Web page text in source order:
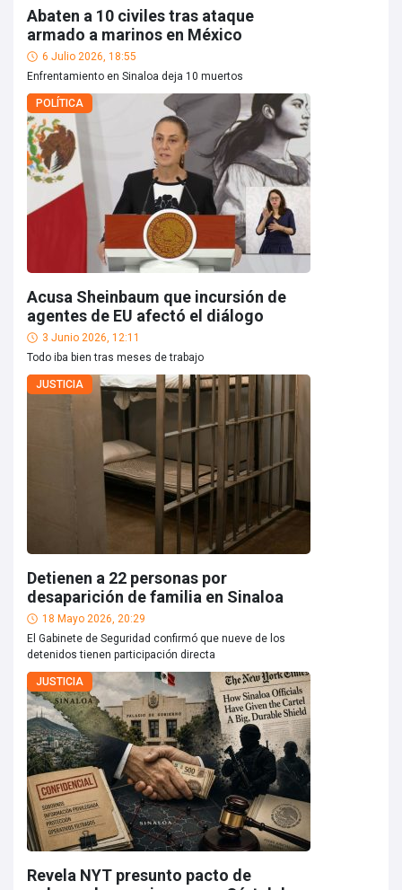
Abaten a 10 civiles tras ataque
armado a marinos en México
6 Julio 2026, 18:55
Enfrentamiento en Sinaloa deja 10 muertos
POLÍTICA
Acusa Sheinbaum que incursión de
agentes de EU afectó el diálogo
3 Junio 2026, 12:11
Todo iba bien tras meses de trabajo
JUSTICIA
Detienen a 22 personas por
desaparición de familia en Sinaloa
18 Mayo 2026, 20:29
El Gabinete de Seguridad confirmó que nueve de los
detenidos tienen participación directa
JUSTICIA
Revela NYT presunto pacto de